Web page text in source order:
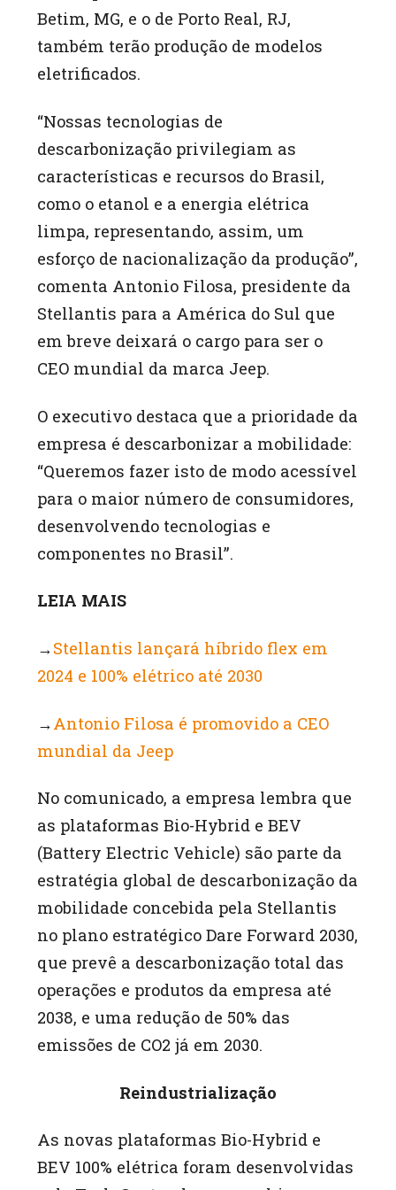
Betim, MG, e o de Porto Real, RJ,
também terão produção de modelos
eletrificados.
“Nossas tecnologias de
descarbonização privilegiam as
características e recursos do Brasil,
como o etanol e a energia elétrica
limpa, representando, assim, um
esforço de nacionalização da produção”,
comenta Antonio Filosa, presidente da
Stellantis para a América do Sul que
em breve deixará o cargo para ser o
CEO mundial da marca Jeep.
O executivo destaca que a prioridade da
empresa é descarbonizar a mobilidade:
“Queremos fazer isto de modo acessível
para o maior número de consumidores,
desenvolvendo tecnologias e
componentes no Brasil”.
LEIA MAIS
→Stellantis lançará híbrido flex em
2024 e 100% elétrico até 2030
→Antonio Filosa é promovido a CEO
mundial da Jeep
No comunicado, a empresa lembra que
as plataformas Bio-Hybrid e BEV
(Battery Electric Vehicle) são parte da
estratégia global de descarbonização da
mobilidade concebida pela Stellantis
no plano estratégico Dare Forward 2030,
que prevê a descarbonização total das
operações e produtos da empresa até
2038, e uma redução de 50% das
emissões de CO2 já em 2030.
Reindustrialização
As novas plataformas Bio-Hybrid e
BEV 100% elétrica foram desenvolvidas